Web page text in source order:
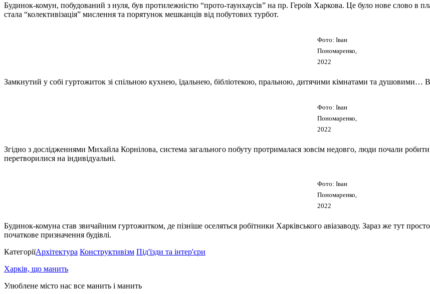
Будинок-комун, побудований з нуля, був протилежністю “прото-таунхаусів” на пр. Героїв Харкова. Це було нове слово в
стала “колективізація” мислення та порятунок мешканців від побутових турбот.
Фото: Іван
Пономаренко,
2022
Замкнутий у собі гуртожиток зі спільною кухнею, їдальнею, бібліотекою, пральною, дитячими кімнатами та душовими…
Фото: Іван
Пономаренко,
2022
Згідно з дослідженнями Михайла Корнілова, система загального побуту протрималася зовсім недовго, люди почали робити
перетворилися на індивідуальні.
Фото: Іван
Пономаренко,
2022
Будинок-комуна став звичайним гуртожитком, де пізніше оселяться робітники Харківського авіазаводу. Зараз же тут
початкове призначення будівлі.
КатегоріїАрхітектура Конструктивізм Під'їзди та інтер'єри
Харків, що манить
Улюблене місто нас все манить і манить